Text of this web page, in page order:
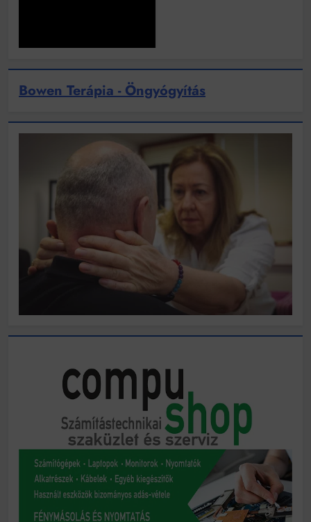
Bowen Terápia - Öngyógyítás